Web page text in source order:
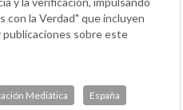
con la Verdad" que incluyen
sobre este
Mediática España